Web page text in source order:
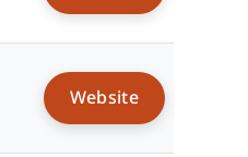
Website